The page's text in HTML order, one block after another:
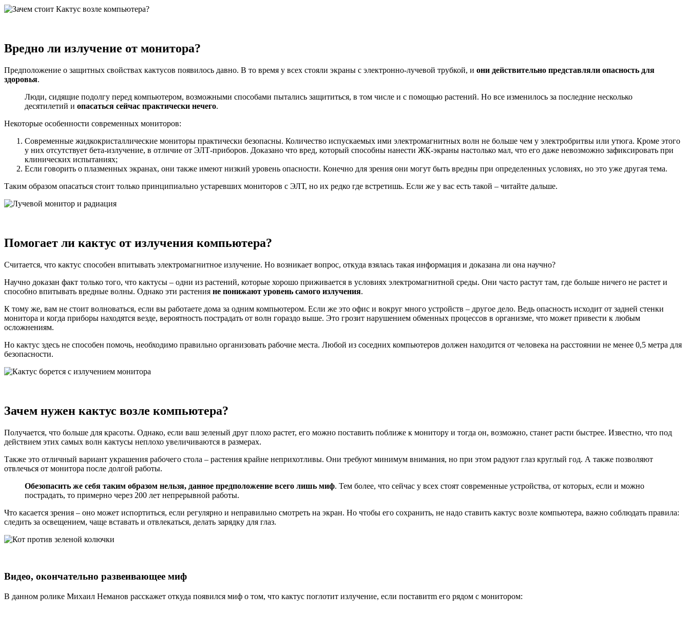
Вредно ли излучение от монитора?
Предположение о защитных свойствах кактусов появилось давно. В то время у всех стояли экраны с электронно-лучевой трубкой, и они действительно представляли опасность для
здоровья.
Люди, сидящие подолгу перед компьютером, возможными способами пытались защититься, в том числе и с помощью растений. Но все изменилось за последние несколько
десятилетий и опасаться сейчас практически нечего.
Некоторые особенности современных мониторов:
Современные жидкокристаллические мониторы практически безопасны. Количество испускаемых ими электромагнитных волн не больше чем у электробритвы или утюга. Кроме этого
у них отсутствует бета-излучение, в отличие от ЭЛТ-приборов. Доказано что вред, который способны нанести ЖК-экраны настолько мал, что его даже невозможно зафиксировать при
клинических испытаниях;
Если говорить о плазменных экранах, они также имеют низкий уровень опасности. Конечно для зрения они могут быть вредны при определенных условиях, но это уже другая тема.
Таким образом опасаться стоит только принципиально устаревших мониторов с ЭЛТ, но их редко где встретишь. Если же у вас есть такой – читайте дальше.
Помогает ли кактус от излучения компьютера?
Считается, что кактус способен впитывать электромагнитное излучение. Но возникает вопрос, откуда взялась такая информация и доказана ли она научно?
Научно доказан факт только того, что кактусы – одни из растений, которые хорошо приживается в условиях электромагнитной среды. Они часто растут там, где больше ничего не растет и
способно впитывать вредные волны. Однако эти растения не понижают уровень самого излучения.
К тому же, вам не стоит волноваться, если вы работаете дома за одним компьютером. Если же это офис и вокруг много устройств – другое дело. Ведь опасность исходит от задней стенки
монитора и когда приборы находятся везде, вероятность пострадать от волн гораздо выше. Это грозит нарушением обменных процессов в организме, что может привести к любым
осложнениям.
Но кактус здесь не способен помочь, необходимо правильно организовать рабочие места. Любой из соседних компьютеров должен находится от человека на расстоянии не менее 0,5 метра для
безопасности.
Зачем нужен кактус возле компьютера?
Получается, что больше для красоты. Однако, если ваш зеленый друг плохо растет, его можно поставить поближе к монитору и тогда он, возможно, станет расти быстрее. Известно, что под
действием этих самых волн кактусы неплохо увеличиваются в размерах.
Также это отличный вариант украшения рабочего стола – растения крайне неприхотливы. Они требуют минимум внимания, но при этом радуют глаз круглый год. А также позволяют
отвлечься от монитора после долгой работы.
Обезопасить же себя таким образом нельзя, данное предположение всего лишь миф. Тем более, что сейчас у всех стоят современные устройства, от которых, если и можно
пострадать, то примерно через 200 лет непрерывной работы.
Что касается зрения – оно может испортиться, если регулярно и неправильно смотреть на экран. Но чтобы его сохранить, не надо ставить кактус возле компьютера, важно соблюдать правила:
следить за освещением, чаще вставать и отвлекаться, делать зарядку для глаз.
Видео, окончательно развеивающее миф
В данном ролике Михаил Неманов расскажет откуда появился миф о том, что кактус поглотит излучение, если поставитm его рядом с монитором: